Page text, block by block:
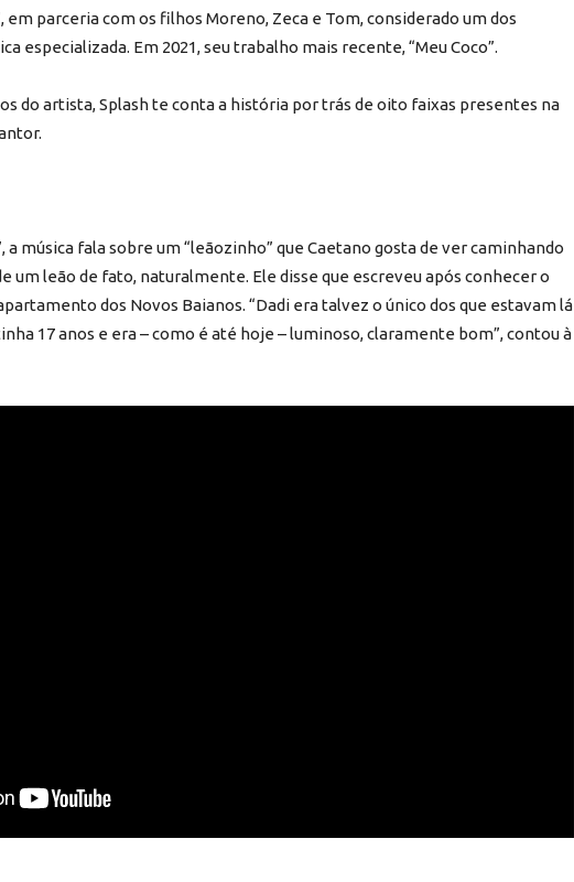
em parceria com os filhos Moreno, Zeca e Tom, considerado um dos
especializada. Em 2021, seu trabalho mais recente, “Meu Coco”.
do artista, Splash te conta a história por trás de oito faixas presentes na
a música fala sobre um “leãozinho” que Caetano gosta de ver caminhando
um leão de fato, naturalmente. Ele disse que escreveu após conhecer o
dos Novos Baianos. “Dadi era talvez o único dos que estavam lá
17 anos e era – como é até hoje – luminoso, claramente bom”, contou à